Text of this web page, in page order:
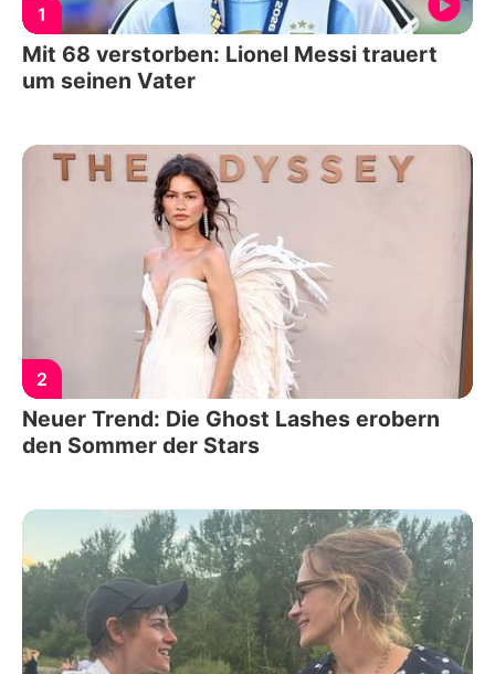
1
Mit 68 verstorben: Lionel Messi trauert
um seinen Vater
2
Neuer Trend: Die Ghost Lashes erobern
den Sommer der Stars